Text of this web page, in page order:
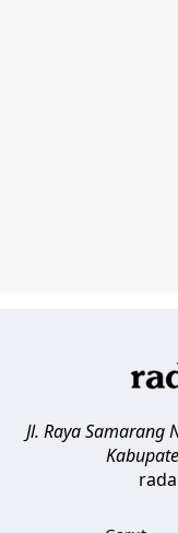
Jl. Raya Samarang